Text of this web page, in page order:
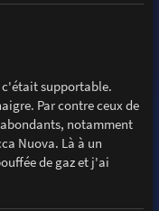
c'était supportable.
Par contre ceux de
notamment
Nuova. Là à un
de gaz et j'ai